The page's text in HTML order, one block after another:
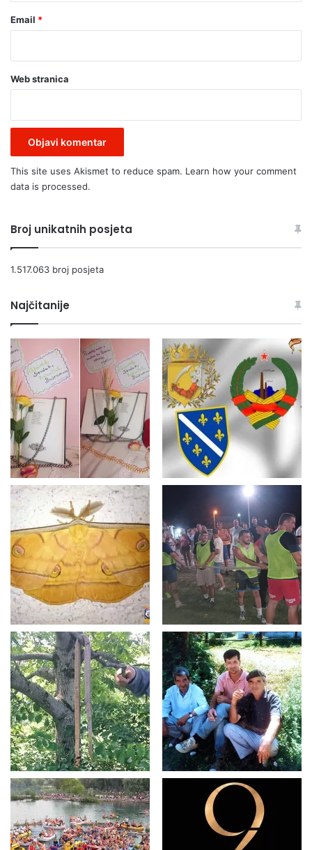
Email *
Web stranica
This site uses Akismet to reduce spam. Learn how your comment
data is processed.
Broj unikatnih posjeta
1.517.063 broj posjeta
Najčitanije